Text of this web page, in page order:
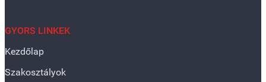
GYORS LINKEK
Kezdőlap
Szakosztályok